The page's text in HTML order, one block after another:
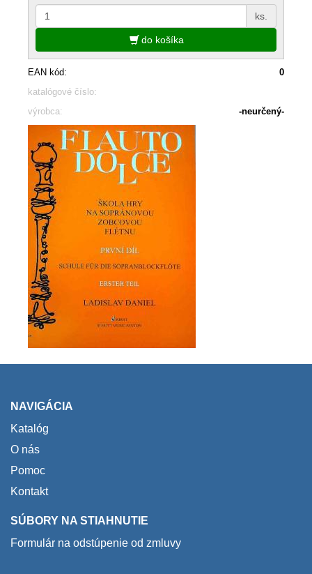
ks.
do košíka
EAN kód:
0
katalógové číslo:
výrobca:
-neurčený-
NAVIGÁCIA
Katalóg
O nás
Pomoc
Kontakt
SÚBORY NA STIAHNUTIE
Formulár na odstúpenie od zmluvy